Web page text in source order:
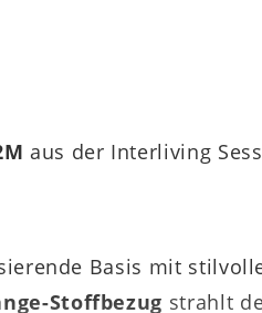
aus der Interliving
Basis mit
Stoffbezug strahlt